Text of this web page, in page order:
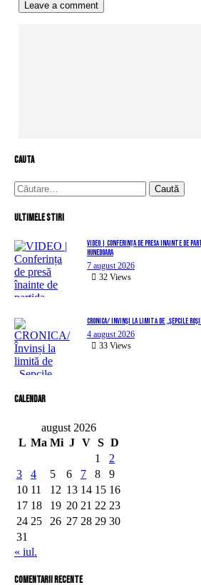
cauta
Caută
după:
Ultimele stiri
VIDEO | Conferința de presă înainte de
Hunedoara
7 august 2026
32 Views
CRONICA/ Învinși la limită de „Șepcile
4 august 2026
33 Views
Calendar
august 2026
L Ma Mi J V S D
1
2
3
4 5 6 7 8
9
10 11 12 13 14 15 16
17 18 19 20 21 22 23
24 25 26 27 28 29 30
31
« iul.
comentarii recente